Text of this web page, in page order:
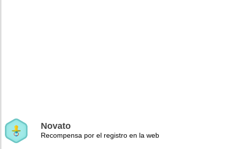
Novato
Recompensa por el registro en la web